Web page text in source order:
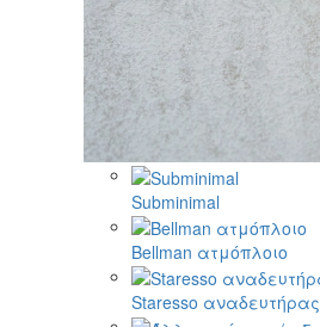
Subminimal
Bellman ατμόπλοιο
Staresso αναδευτήρας